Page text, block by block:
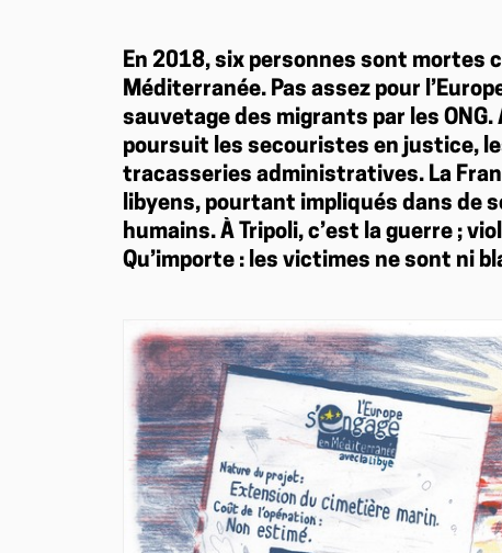
En 2018, six personnes sont mortes
Méditerranée. Pas assez pour
sauvetage des migrants par les
poursuit les secouristes en justice,
tracasseries administratives. La
libyens, pourtant impliqués dans de
humains. À Tripoli, c’est la guerre ;
Qu’importe : les victimes ne sont ni